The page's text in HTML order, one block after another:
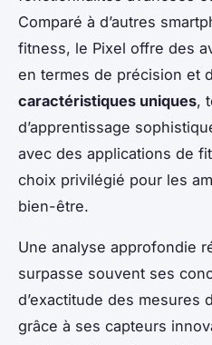
Comparé à d’autres
fitness, le Pixel offre des
en termes de précision et
caractéristiques uniques,
d’apprentissage
avec des applications de
choix privilégié pour les
bien-être.
Une analyse approfondie
surpasse souvent ses
d’exactitude des mesures
grâce à ses capteurs